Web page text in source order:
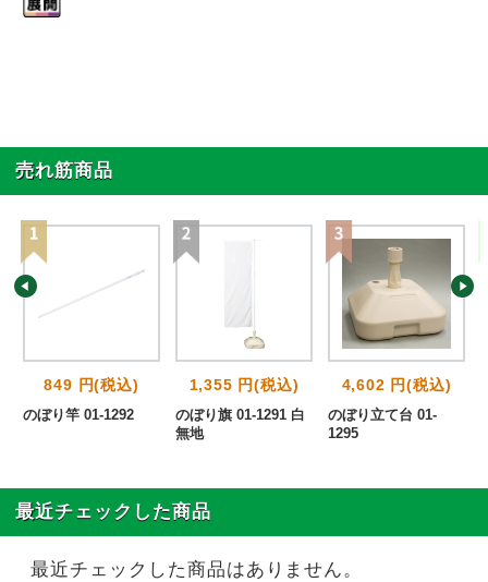
売れ筋商品
849 円(税込)
のぼり竿 01-1292
1,355 円(税込)
のぼり旗 01-1291 白
無地
4,602 円(税込)
のぼり立て台 01-
1295
最近チェックした商品
最近チェックした商品はありません。